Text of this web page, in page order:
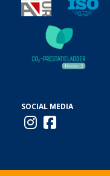
SOCIAL MEDIA